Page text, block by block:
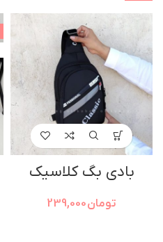
بادی بگ کلاسیک
تومان